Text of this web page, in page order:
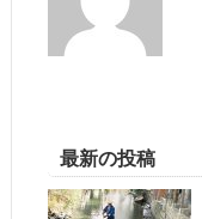
最新の投稿